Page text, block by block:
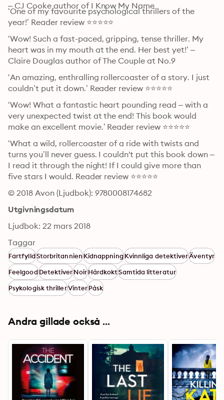
– CJ Cooke author of I Know My Name
‘One of my favourite psychological thrillers of the
year!’ Reader review ⭐⭐⭐⭐⭐
‘Wow! Such a fast-paced, gripping, tense thriller. My
heart was in my mouth at the end. Her best yet!’ –
Claire Douglas author of The Couple at No.9
‘An amazing, enthralling rollercoaster of a story. I just
couldn’t put it down.’ Reader review ⭐⭐⭐⭐⭐
‘Wow! What a fantastic heart pounding read – with a
very unexpected twist at the end! This book would
make an excellent movie.’ Reader review ⭐⭐⭐⭐⭐
‘What a wild, rollercoaster of a ride with twists and
turns you’ll never guess. I couldn't put this book down –
I read it through the night! If I could give more than
five stars I would. Reader review ⭐⭐⭐⭐⭐
© 2018 Avon (Ljudbok): 9780008174682
Utgivningsdatum
Ljudbok: 22 mars 2018
Taggar
FartfylldStorbritannienKidnappningKvinnliga detektiverÄventyr
FeelgoodDetektiverNoirHårdkoktSamtida litteratur
Psykologisk thrillerVinterPåsk
Andra gillade också ...